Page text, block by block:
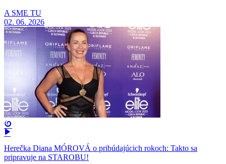
A SME TU
02. 06. 2026
Herečka Diana MÓROVÁ o pribúdajúcich rokoch: Takto sa
pripravuje na STAROBU!